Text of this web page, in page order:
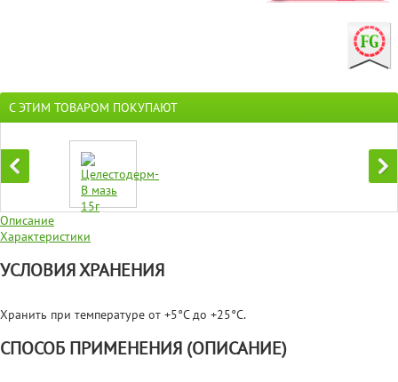
С ЭТИМ ТОВАРОМ ПОКУПАЮТ
Описание
Характеристики
УСЛОВИЯ ХРАНЕНИЯ
Хранить при температуре от +5°С до +25°С.
СПОСОБ ПРИМЕНЕНИЯ (ОПИСАНИЕ)